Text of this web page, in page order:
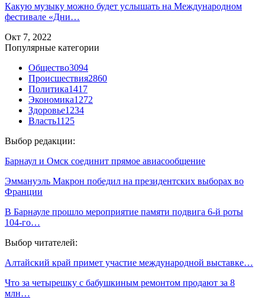
Какую музыку можно будет услышать на Международном
фестивале «Дни…
Окт 7, 2022
Популярные категории
Общество3094
Происшествия2860
Политика1417
Экономика1272
Здоровье1234
Власть1125
Выбор редакции:
Барнаул и Омск соединит прямое авиасообщение
Эммануэль Макрон победил на президентских выборах во
Франции
В Барнауле прошло мероприятие памяти подвига 6-й роты
104-го…
Выбор читателей:
Алтайский край примет участие международной выставке…
Что за четырешку с бабушкиным ремонтом продают за 8
млн…